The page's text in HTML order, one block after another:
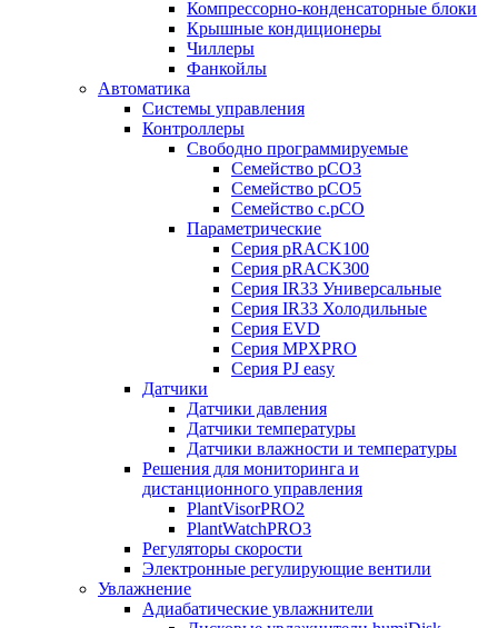
Компрессорно-конденсаторные блоки
Крышные кондиционеры
Чиллеры
Фанкойлы
Автоматика
Системы управления
Контроллеры
Свободно программируемые
Семейство pCO3
Семейство pCO5
Семейство c.pCO
Параметрические
Серия pRACK100
Серия pRACK300
Серия IR33 Универсальные
Серия IR33 Холодильные
Серия EVD
Серия MPXPRO
Серия PJ easy
Датчики
Датчики давления
Датчики температуры
Датчики влажности и температуры
Решения для мониторинга и
дистанционного управления
PlantVisorPRO2
PlantWatchPRO3
Регуляторы скорости
Электронные регулирующие вентили
Увлажнение
Адиабатические увлажнители